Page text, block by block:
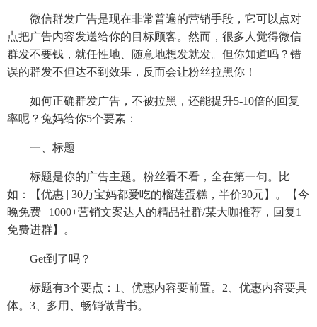
微信群发广告是现在非常普遍的营销手段，它可以点对
点把广告内容发送给你的目标顾客。然而，很多人觉得微信
群发不要钱，就任性地、随意地想发就发。但你知道吗？错
误的群发不但达不到效果，反而会让粉丝拉黑你！
如何正确群发广告，不被拉黑，还能提升5-10倍的回复
率呢？兔妈给你5个要素：
一、标题
标题是你的广告主题。粉丝看不看，全在第一句。比
如：【优惠 | 30万宝妈都爱吃的榴莲蛋糕，半价30元】。【今
晚免费 | 1000+营销文案达人的精品社群/某大咖推荐，回复1
免费进群】。
Get到了吗？
标题有3个要点：1、优惠内容要前置。2、优惠内容要具
体。3、多用、畅销做背书。